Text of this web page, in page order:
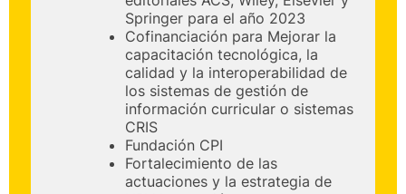
Springer para el año 2023
Cofinanciación para Mejorar la
capacitación tecnológica, la
calidad y la interoperabilidad de
los sistemas de gestión de
información curricular o sistemas
CRIS
Fundación CPI
Fortalecimiento de las
actuaciones y la estrategia de